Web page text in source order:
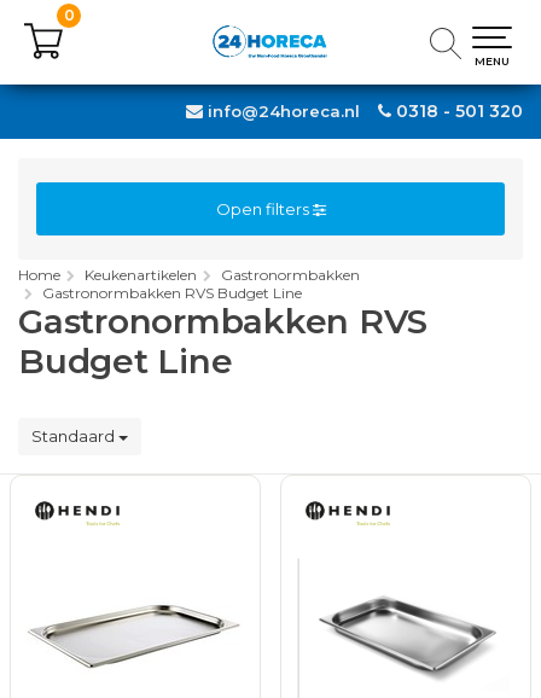
0318 - 501 320
info@24horeca.nl
0
MENU
0
MENU
Open filters
Home Keukenartikelen
Gastronormbakken
Gastronormbakken RVS Budget Line
Gastronormbakken RVS
Budget Line
Standaard